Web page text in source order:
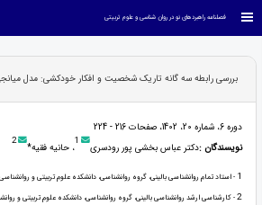
فصلنامه راهبردهای نو در روان شناسی و علوم تربیتی
بررسی رابطه سه گانه تاریک شخصیت و افکار خودکشی: مدل
دوره 6، شماره 20، 1402، صفحات 216 - 224
نویسندگان :دکتر عباس بخشی پور رودسری 1، حانیه فقیه* 2
1 - استاد تمام روانشناسی بالینی، گروه روانشناسی، دانشکده علوم تربیتی و روانشناسی،
2- کارشناسی ارشد روانشناسی بالینی، گروه روانشناسی، دانشکده علوم تربیتی و